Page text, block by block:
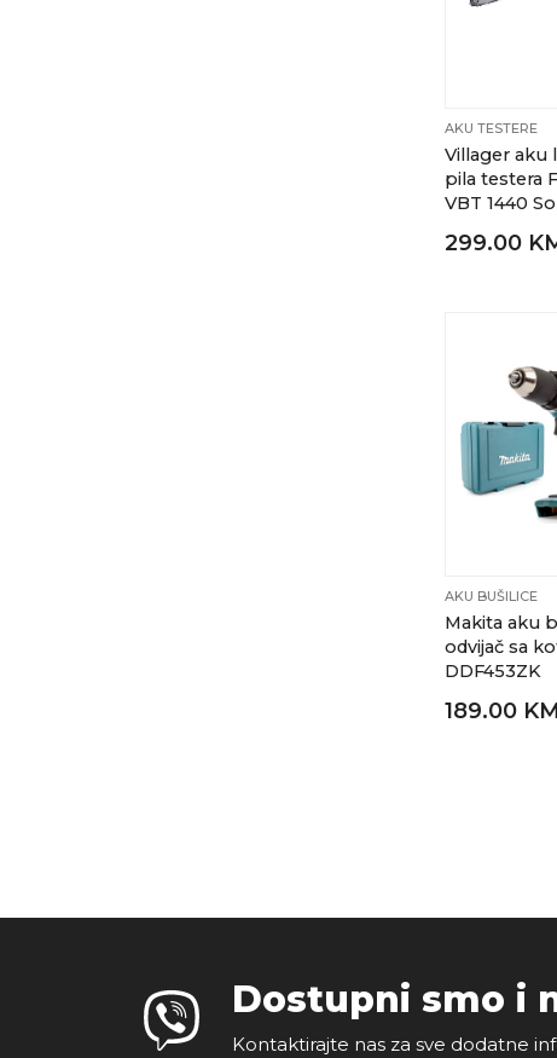
AKU TESTERE
Villager aku
pila testera
VBT 1440
299.00
AKU BUŠILICE
Makita aku
odvijač sa
DDF453ZK
189.00 KM
Dostupni smo i
Kontaktirajte nas za sve dodatne